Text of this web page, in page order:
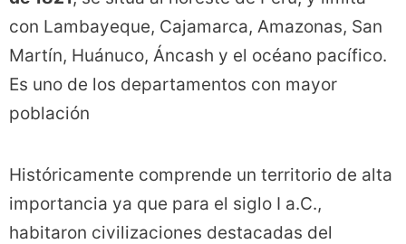
con Lambayeque, Cajamarca, Amazonas, San
Martín, Huánuco, Áncash y el océano pacífico.
Es uno de los departamentos con mayor
población
Históricamente comprende un territorio de alta
importancia ya que para el siglo I a.C.,
habitaron civilizaciones destacadas del